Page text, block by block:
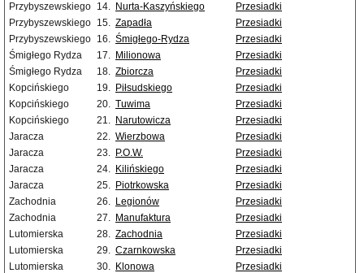
Przybyszewskiego 14. Nurta-Kaszyńskiego
Przesiadki
Przybyszewskiego 15. Zapadła
Przesiadki
Przybyszewskiego 16. Śmigłego-Rydza
Przesiadki
Śmigłego Rydza
17. Milionowa
Przesiadki
Śmigłego Rydza
18. Zbiorcza
Przesiadki
Kopcińskiego
19. Piłsudskiego
Przesiadki
Kopcińskiego
20. Tuwima
Przesiadki
Kopcińskiego
21. Narutowicza
Przesiadki
Jaracza
22. Wierzbowa
Przesiadki
Jaracza
23. P.O.W.
Przesiadki
Jaracza
24. Kilińskiego
Przesiadki
Jaracza
25. Piotrkowska
Przesiadki
Zachodnia
26. Legionów
Przesiadki
Zachodnia
27. Manufaktura
Przesiadki
Lutomierska
28. Zachodnia
Przesiadki
Lutomierska
29. Czarnkowska
Przesiadki
Lutomierska
30. Klonowa Przesiadki